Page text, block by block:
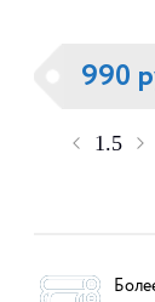
990